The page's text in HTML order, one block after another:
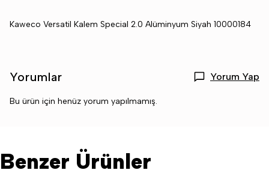
Kaweco Versatil Kalem Special 2.0 Alüminyum Siyah 10000184
Yorumlar Yorum Yap
Bu ürün için henüz yorum yapılmamış.
Benzer Ürünler